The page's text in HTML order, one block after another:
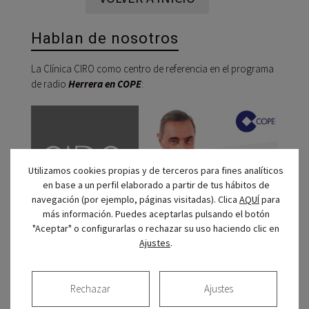
Hablan de nosotros
La Clínica CIRO como centro de referencia en el programa
de radio Herrera en COPE:
Utilizamos cookies propias y de terceros para fines analíticos
en base a un perfil elaborado a partir de tus hábitos de
navegación (por ejemplo, páginas visitadas). Clica AQUÍpara
más información. Puedes aceptarlas pulsando el botón
"Aceptar" o configurarlas o rechazar su uso haciendo clic en
Ajustes.
Rechazar Ajustes